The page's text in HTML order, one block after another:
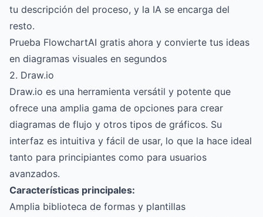
tu descripción del proceso, y la IA se encarga del
resto.
Prueba FlowchartAI gratis ahora y convierte tus ideas
en diagramas visuales en segundos
2. Draw.io
Draw.io es una herramienta versátil y potente que
ofrece una amplia gama de opciones para crear
diagramas de flujo y otros tipos de gráficos. Su
interfaz es intuitiva y fácil de usar, lo que la hace ideal
tanto para principiantes como para usuarios
avanzados.
Características principales:
Amplia biblioteca de formas y plantillas